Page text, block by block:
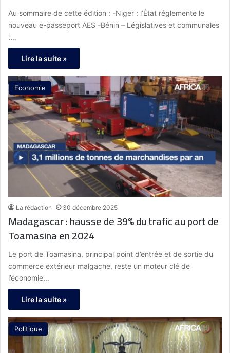
Au sommaire de cette édition : -Niger : l’État réglemente le
nouveau e-passeport AES -Bénin – Législatives et communales
:…
Lire la suite »
Economie
La rédaction 30 décembre 2025
Madagascar : hausse de 39% du trafic au port de
Toamasina en 2024
Le port de Toamasina, principal point d’entrée et de sortie du
commerce extérieur malgache, reste un moteur clé de
l’économie…
Lire la suite »
Politique